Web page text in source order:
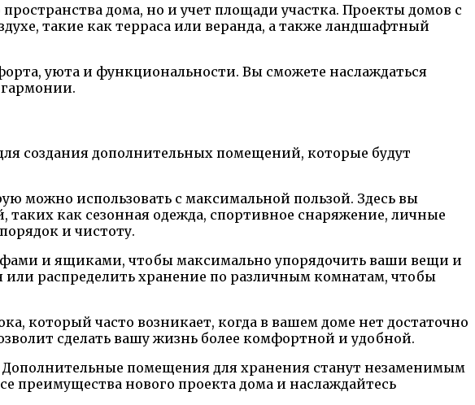
дома, но и учет площади участка. Проекты домов с
такие как терраса или веранда, а также ландшафтный
уюта и функциональности. Вы сможете наслаждаться
гармонии.
создания дополнительных помещений, которые будут
можно использовать с максимальной пользой. Здесь вы
как сезонная одежда, спортивное снаряжение, личные
и чистоту.
и ящиками, чтобы максимально упорядочить ваши вещи и
или распределить хранение по различным комнатам, чтобы
который часто возникает, когда в вашем доме нет достаточно
сделать вашу жизнь более комфортной и удобной.
помещения для хранения станут незаменимым
преимущества нового проекта дома и наслаждайтесь